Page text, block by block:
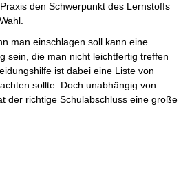
den Schwerpunkt des Lernstoffs
man einschlagen soll kann eine
sein, die man nicht leichtfertig treffen
ist dabei eine Liste von
sollte. Doch unabhängig von
der richtige Schulabschluss eine große